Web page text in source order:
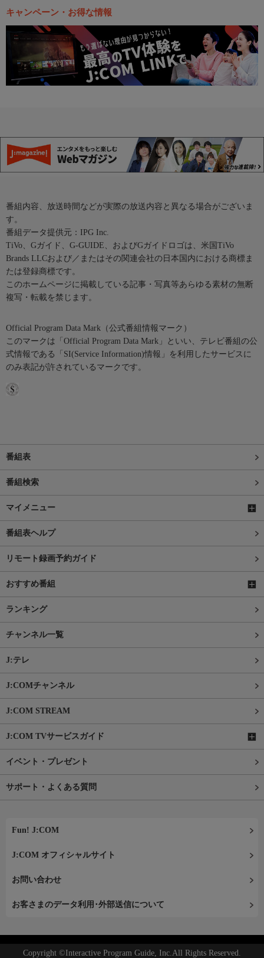
キャンペーン・お得な情報
番組内容、放送時間などが実際の放送内容と異なる場合がございま
す。
番組データ提供元：IPG Inc.
TiVo、Gガイド、G-GUIDE、およびGガイドロゴは、米国TiVo
Brands LLCおよび／またはその関連会社の日本国内における商標ま
たは登録商標です。
このホームページに掲載している記事・写真等あらゆる素材の無断
複写・転載を禁じます。
Official Program Data Mark（公式番組情報マーク）
このマークは「Official Program Data Mark」といい、テレビ番組の公
式情報である「SI(Service Information)情報」を利用したサービスに
のみ表記が許されているマークです。
番組表
番組検索
マイメニュー
番組表ヘルプ
リモート録画予約ガイド
おすすめ番組
ランキング
チャンネル一覧
J:テレ
J:COMチャンネル
J:COM STREAM
J:COM TVサービスガイド
イベント・プレゼント
サポート・よくある質問
Fun! J:COM
J:COM オフィシャルサイト
お問い合わせ
お客さまのデータ利用･外部送信について
Copyright ©Interactive Program Guide, Inc.All Rights Reserved.